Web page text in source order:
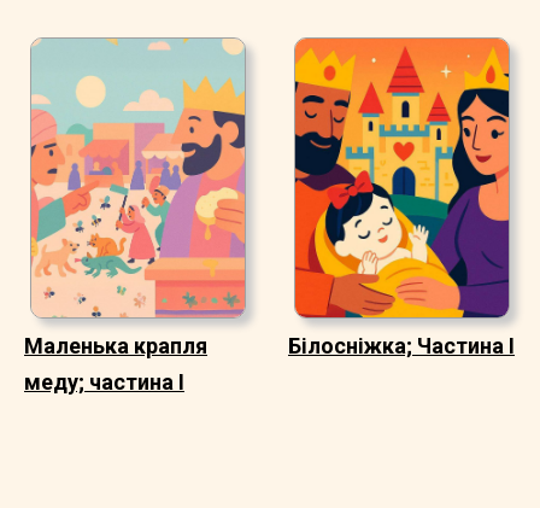
Маленька крапля
меду; частина I
Білосніжка; Частина I